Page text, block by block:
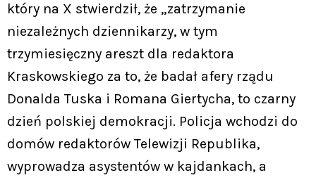
który na X stwierdził, że „zatrzymanie
niezależnych dziennikarzy, w tym
trzymiesięczny areszt dla redaktora
Kraskowskiego za to, że badał afery rządu
Donalda Tuska i Romana Giertycha, to czarny
dzień polskiej demokracji. Policja wchodzi do
domów redaktorów Telewizji Republika,
wyprowadza asystentów w kajdankach, a